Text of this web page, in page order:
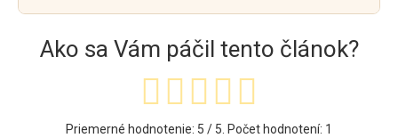
Ako sa Vám páčil tento článok?
Priemerné hodnotenie: 5 / 5. Počet hodnotení: 1